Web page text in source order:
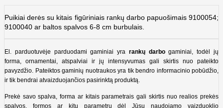
Puikiai derės su kitais figūriniais rankų darbo papuošimais 9100054;
9100040 ar baltos spalvos 6-8 cm burbulais.
El. parduotuvėje parduodami gaminiai yra rankų darbogaminiai, todėl jų
forma, ornamentai, atspalviai ir jų intensyvumas gali skirtis nuo pateikto
pavyzdžio. Pateiktos gaminių nuotraukos yra tik bendro informacinio pobūdžio,
ir tik bendrai atvaizduojančios pasirinktą produktą.
Prekė savo spalva, forma ar kitais parametrais gali skirtis nuo realios prekės
spalvos, formos ar kitų parametrų dėl Jūsų naudojamo vaizduoklio